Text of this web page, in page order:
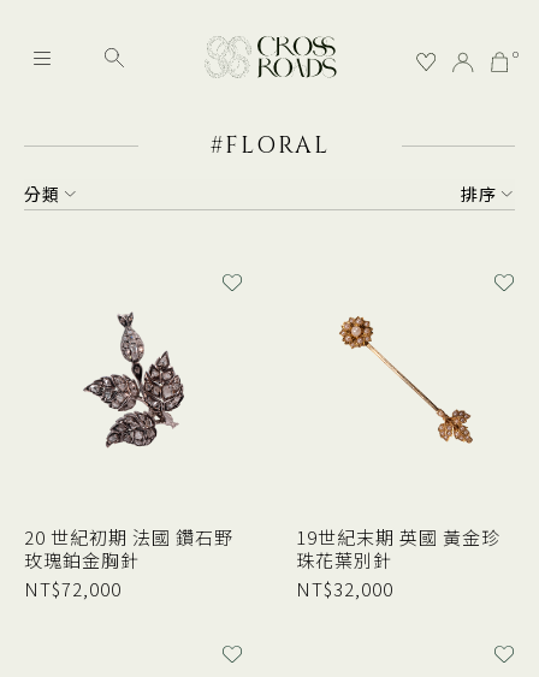
0
#FLORAL
排序
分類
20 世紀初期 法國 鑽石野
玫瑰鉑金胸針
NT$72,000
19世紀末期 英國 黃金珍
珠花葉別針
NT$32,000